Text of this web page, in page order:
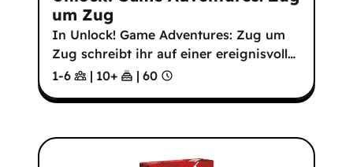
um Zug
In Unlock! Game Adventures: Zug um
Zug schreibt ihr auf einer ereignisvoll…
1-6
| 10+ | 60